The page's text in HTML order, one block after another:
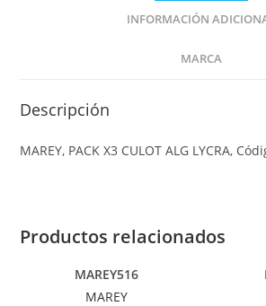
INFORMACIÓN
MARCA
Descripción
MAREY, PACK X3 CULOT ALG LYCRA,
Productos relacionados
MAREY516
MAREY